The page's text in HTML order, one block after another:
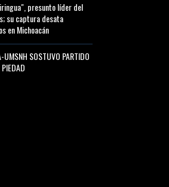
presunto líder del
su captura desata
en Michoacán
UMSNH SOSTUVO PARTIDO